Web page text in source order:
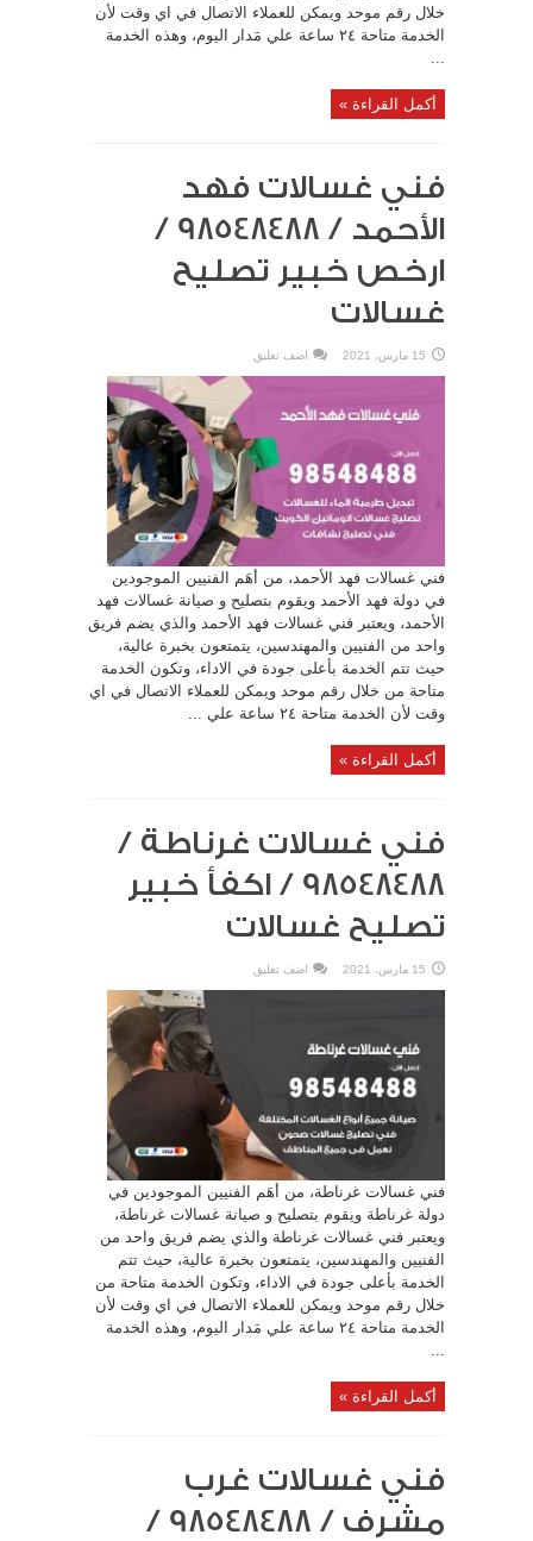
خلال رقم موحد ويمكن للعملاء الاتصال في اي وقت لأن
الخدمة متاحة ٢٤ ساعة علي مَدار اليوم، وهذه الخدمة
أكمل القراءة »
فني غسالات فهد
الأحمد / 98548488 /
ارخص خبير تصليح
غسالات
15 مارس، 2021 اضف تعليق
فني غسالات فهد الأحمد، من أهَم الفنيين الموجودين
في دولة فهد الأحمد ويقوم بتصليح و صيانة غسالات فهد
الأحمد، ويعتبر فني غسالات فهد الأحمد والذي يضم فريق
واحد من الفنيين والمهندسين، يتمتعون بخبرة عالية،
حيث تتم الخدمة بأعلى جودة في الاداء، وتكون الخدمة
متاحة من خلال رقم موحد ويمكن للعملاء الاتصال في اي
وقت لأن الخدمة متاحة ٢٤ ساعة علي ...
أكمل القراءة »
فني غسالات غرناطة /
98548488 / اكفأ خبير
تصليح غسالات
15 مارس، 2021 اضف تعليق
فني غسالات غرناطة، من أهَم الفنيين الموجودين في
دولة غرناطة ويقوم بتصليح و صيانة غسالات غرناطة،
ويعتبر فني غسالات غرناطة والذي يضم فريق واحد من
الفنيين والمهندسين، يتمتعون بخبرة عالية، حيث تتم
الخدمة بأعلى جودة في الاداء، وتكون الخدمة متاحة من
خلال رقم موحد ويمكن للعملاء الاتصال في اي وقت لأن
الخدمة متاحة ٢٤ ساعة علي مَدار اليوم، وهذه الخدمة
أكمل القراءة »
فني غسالات غرب
مشرف / 98548488 /